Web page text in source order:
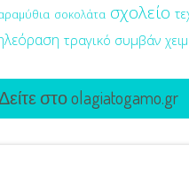
σοκολάτα σχολείο
τραγικό συμβάν
στο olagiatogamo.gr